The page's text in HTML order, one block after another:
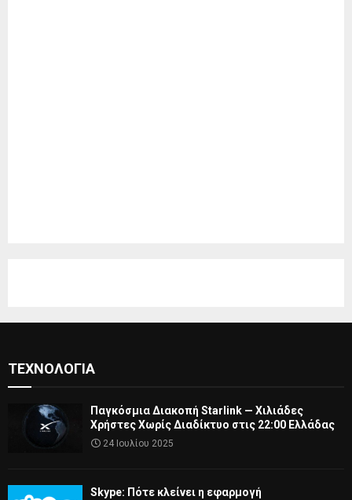
ΤΕΧΝΟΛΟΓΊΑ
Παγκόσμια Διακοπή Starlink — Χιλιάδες
Χρήστες Χωρίς Διαδίκτυο στις 22:00 Ελλάδας
24 Ιουλίου 2025
Skype: Πότε κλείνει η εφαρμογή